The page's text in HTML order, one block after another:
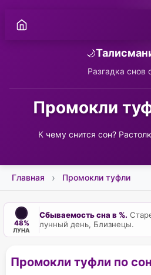
🌙
Разгадка снов
Промокли
К чему снится сон?
Главная Промокли туфли
48%
ЛУНА
Сбываемость сна в %.
лунный день, Близнецы.
Промокли туфли по